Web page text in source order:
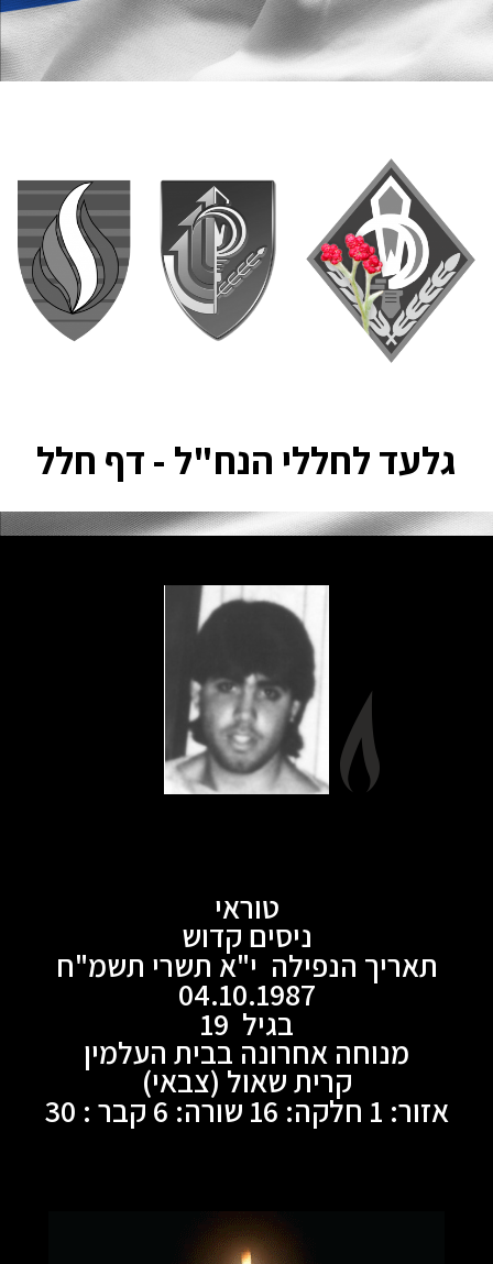
גלעד לחללי הנח"ל - דף חלל
טוראי
ניסים קדוש
תאריך הנפילה י"א תשרי תשמ"ח
04.10.1987
בגיל 19
מנוחה אחרונה בבית העלמין
קרית שאול (צבאי)
אזור: 1 חלקה: 16 שורה: 6 קבר : 30